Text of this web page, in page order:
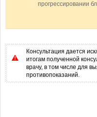
прогрессировании
Консультация дается
итогам полученной
врачу, в том числе для
противопоказаний.